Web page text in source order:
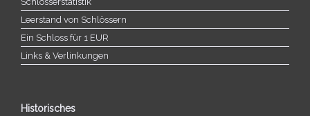
Leerstand von Schlössern
Ein Schloss für 1 EUR
Links & Verlinkungen
Historisches